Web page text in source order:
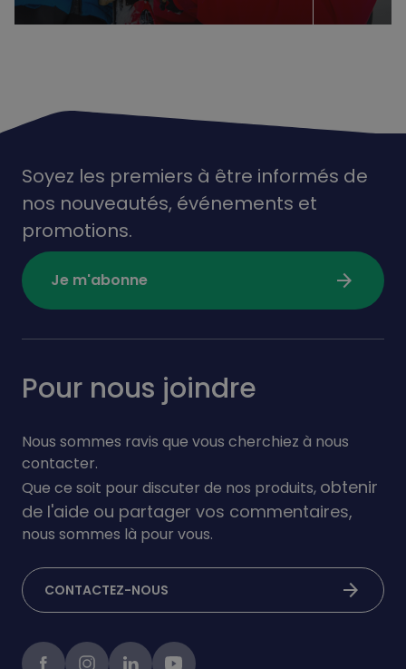
Soyez les premiers à être informés de
nos nouveautés, événements et
promotions.
Je m'abonne arrow_forward
Pour nous joindre
Nous sommes ravis que vous cherchiez à nous
contacter.
Que ce soit pour discuter de nos produits, obtenir
de l'aide ou partager vos commentaires,
nous sommes là pour vous.
CONTACTEZ-NOUS arrow_forward
FacebookinstagramlinkedInYoutube